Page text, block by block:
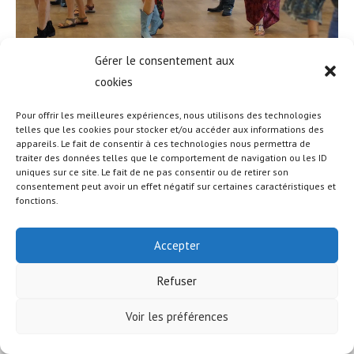
Gérer le consentement aux
cookies
Pour offrir les meilleures expériences, nous utilisons des technologies
telles que les cookies pour stocker et/ou accéder aux informations des
appareils. Le fait de consentir à ces technologies nous permettra de
traiter des données telles que le comportement de navigation ou les ID
uniques sur ce site. Le fait de ne pas consentir ou de retirer son
consentement peut avoir un effet négatif sur certaines caractéristiques et
fonctions.
Accepter
Refuser
Voir les préférences
© COPYRIGHT - OCEANWP THEME BY NICK